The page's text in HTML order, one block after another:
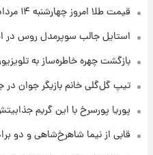
۱۹ ساعت پیش
۱۴۰۵/ نرخ‌ها ثابت ماند؟ +جدول
علی مطهری:
۱۹ ساعت پیش
واکنش
قیمت طلا امروز چهارشنبه ۱۴ مرداد ۱۴۰۵
استایل جالب سوپرمدل روس در
بازگشت چهره خاطره‌ساز به تلویزیون
تیپ گل‌گلی خانم بازیگر جوان
پوریا پورسرخ با این گریم
قابی از نیما شاهرخ‌شاهی و دو